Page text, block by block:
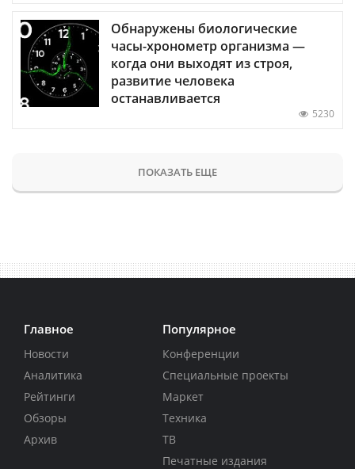
Обнаружены биологические
часы-хронометр организма —
когда они выходят из строя,
развитие человека
останавливается
5230
ПОКАЗАТЬ ЕЩЕ
Главное
Новости
Аналитика
Рейтинги
Обзоры
Архив
Популярное
Конференции
Специальные проекты
Маркет
Техника
ТВ
Печатные издания